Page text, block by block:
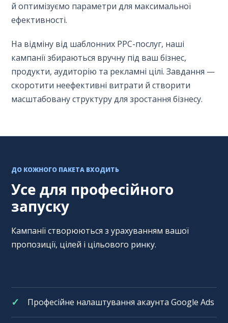
й оптимізуємо параметри для максимальної
ефективності.
На відміну від шаблонних PPC-послуг, наші
кампанії збираються вручну під ваш бізнес,
продукти, аудиторію та рекламні цілі. Завдання —
скоротити неефективні витрати й створити
масштабовану структуру для зростання бізнесу.
ДО КОЖНОГО ПАКЕТА ВХОДИТЬ
Усе для професійного
запуску
Кампанії створюються з урахуванням вашої
пропозиції, цілей і цільового ринку.
Професійне налаштування акаунта Google Ads